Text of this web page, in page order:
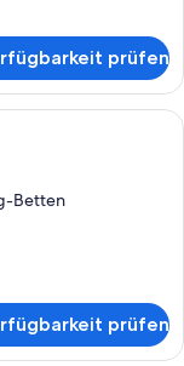
prüfen
laptopgeeigneter
Betten
prüfen